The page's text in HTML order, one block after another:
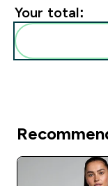
Your total: